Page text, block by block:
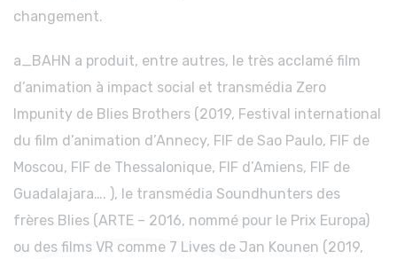
changement.
a_BAHN a produit, entre autres, le très acclamé film
d’animation à impact social et transmédia Zero
Impunity de Blies Brothers (2019, Festival international
du film d’animation d’Annecy, FIF de Sao Paulo, FIF de
Moscou, FIF de Thessalonique, FIF d’Amiens, FIF de
Guadalajara…. ), le transmédia Soundhunters des
frères Blies (ARTE – 2016, nommé pour le Prix Europa)
ou des films VR comme 7 Lives de Jan Kounen (2019,